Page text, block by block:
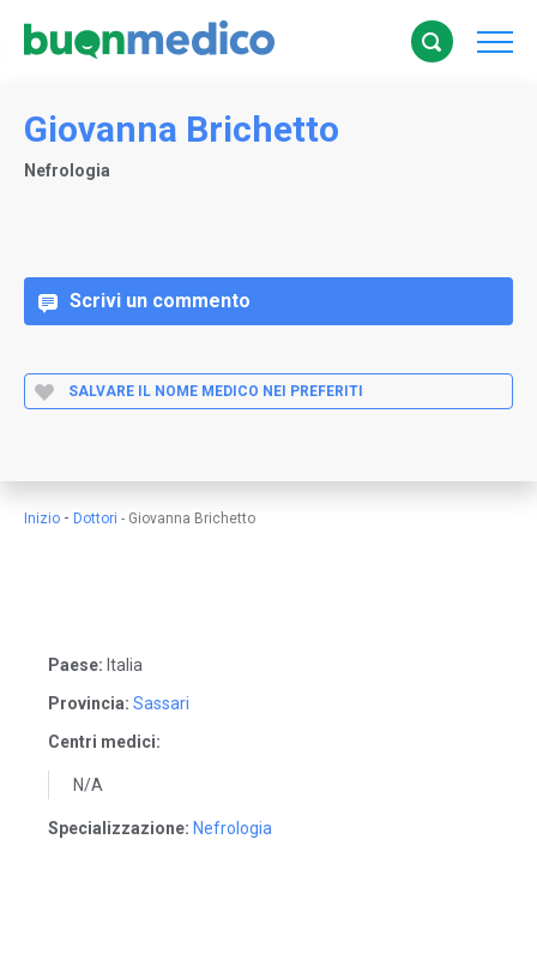
Giovanna Brichetto
Nefrologia
Scrivi un commento
SALVARE IL NOME MEDICO NEI PREFERITI
Inizio - Dottori - Giovanna Brichetto
Paese: Italia
Provincia: Sassari
Centri medici:
N/A
Specializzazione: Nefrologia